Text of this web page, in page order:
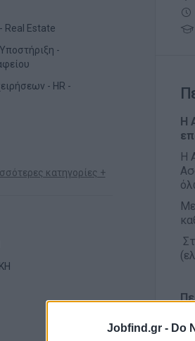
Jobfind.gr - Do
Real Estate
-
- HR -
κατηγορίες +
Η
Η